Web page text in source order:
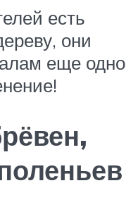
есть
они
еще одно